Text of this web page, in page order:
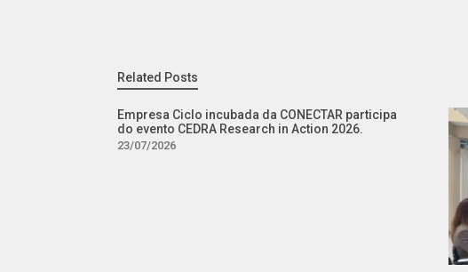
Related Posts
Empresa Ciclo incubada da CONECTAR participa
do evento CEDRA Research in Action 2026.
23/07/2026